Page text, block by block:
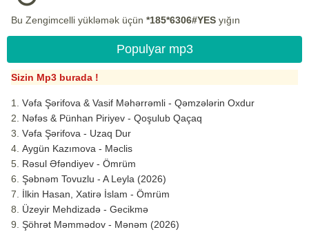
Bu Zengimcelli yükləmək üçün *185*6306#YES yığın
Populyar mp3
Sizin Mp3 burada !
Vəfa Şərifova & Vasif Məhərrəmli - Qəmzələrin Oxdur
Nəfəs & Pünhan Piriyev - Qoşulub Qaçaq
Vəfa Şərifova - Uzaq Dur
Aygün Kazımova - Məclis
Rəsul Əfəndiyev - Ömrüm
Şəbnəm Tovuzlu - A Leyla (2026)
İlkin Hasan, Xatirə İslam - Ömrüm
Üzeyir Mehdizadə - Gecikmə
Şöhrət Məmmədov - Mənəm (2026)